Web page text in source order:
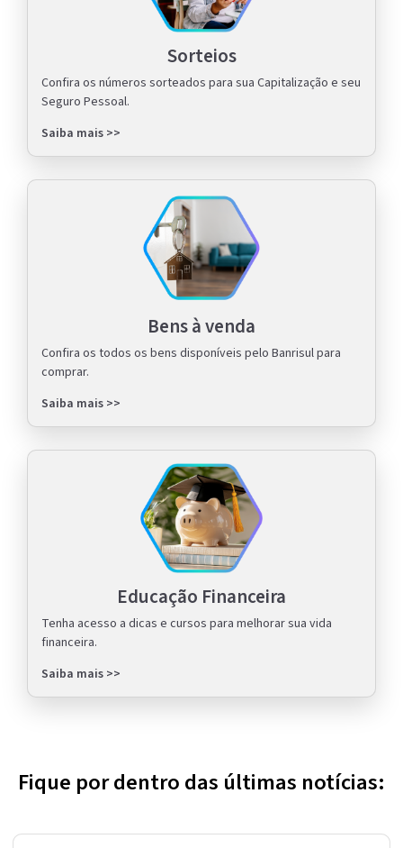
Sorteios
Confira os números sorteados para sua Capitalização e seu
Seguro Pessoal.
Saiba mais >>
Bens à venda
Confira os todos os bens disponíveis pelo Banrisul para
comprar.
Saiba mais >>
Educação Financeira
Tenha acesso a dicas e cursos para melhorar sua vida
financeira.
Saiba mais >>
Fique por dentro das últimas notícias: